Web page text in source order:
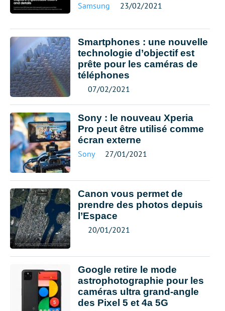
Samsung 23/02/2021
Smartphones : une nouvelle
technologie d’objectif est
prête pour les caméras de
téléphones
07/02/2021
Sony : le nouveau Xperia
Pro peut être utilisé comme
écran externe
Sony 27/01/2021
Canon vous permet de
prendre des photos depuis
l’Espace
20/01/2021
Google retire le mode
astrophotographie pour les
caméras ultra grand-angle
des Pixel 5 et 4a 5G